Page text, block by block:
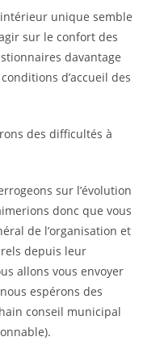
unique semble
sur le confort des
davantage
d’accueil des
des difficultés à
sur l’évolution
donc que vous
de l’organisation et
depuis leur
allons vous envoyer
espérons des
conseil municipal